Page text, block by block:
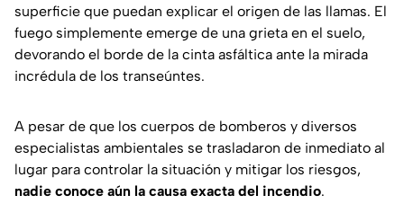
superficie que puedan explicar el origen de las llamas. El
fuego simplemente emerge de una grieta en el suelo,
devorando el borde de la cinta asfáltica ante la mirada
incrédula de los transeúntes.
A pesar de que los cuerpos de bomberos y diversos
especialistas ambientales se trasladaron de inmediato al
lugar para controlar la situación y mitigar los riesgos,
nadie conoce aún la causa exacta del incendio.